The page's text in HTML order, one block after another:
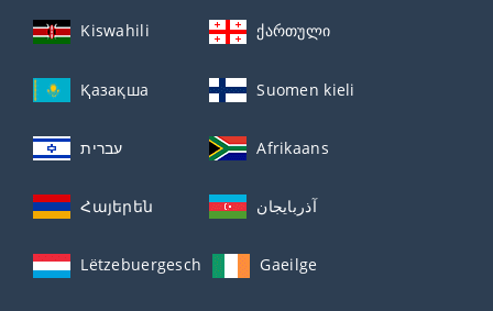
Kiswahili ქართული
Қазақша Suomen kieli
עברית Afrikaans
Հայերեն آذربايجان
Lëtzebuergesch Gaeilge